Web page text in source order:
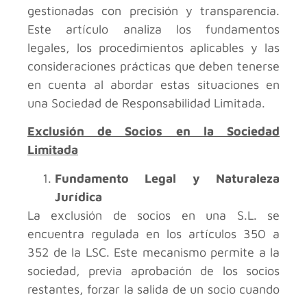
gestionadas con precisión y transparencia.
Este artículo analiza los fundamentos
legales, los procedimientos aplicables y las
consideraciones prácticas que deben tenerse
en cuenta al abordar estas situaciones en
una Sociedad de Responsabilidad Limitada.
Exclusión de Socios en la Sociedad
Limitada
Fundamento Legal y Naturaleza
Jurídica
La exclusión de socios en una S.L. se
encuentra regulada en los artículos 350 a
352 de la LSC. Este mecanismo permite a la
sociedad, previa aprobación de los socios
restantes, forzar la salida de un socio cuando